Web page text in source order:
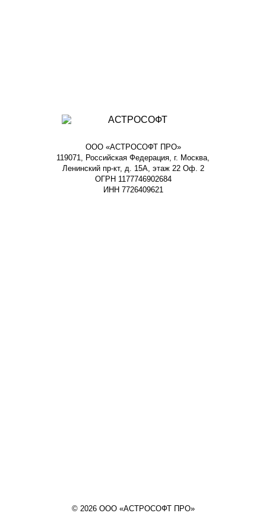
ООО «АСТРОСОФТ ПРО»
119071, Российская Федерация, г. Москва,
Ленинский пр-кт, д. 15А, этаж 22 Оф. 2
ОГРН 1177746902684
ИНН 7726409621
© 2026 ООО «АСТРОСОФТ ПРО»